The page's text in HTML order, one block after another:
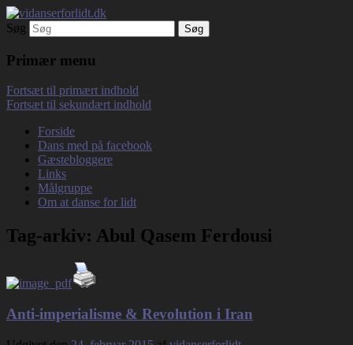
vidanserforlidt.dk
Debatterende tekster med filosofisk tilsnit
om hverdagens glæder og genvordigheder
Søg
Primær menu
Fortsæt til primært indhold
Fortsæt til sekundært indhold
Forside
Dans med på facebook
Gæstebloggere
Links
Målgruppe
Om at danse for lidt
Tag-arkiv: Abul Qasem Ferdousi
Anti-imperialisme & Revolution i Iran